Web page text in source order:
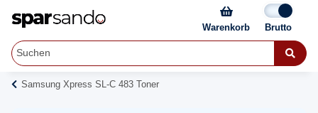
Warenkorb
Samsung Xpress SL-C 483 Toner